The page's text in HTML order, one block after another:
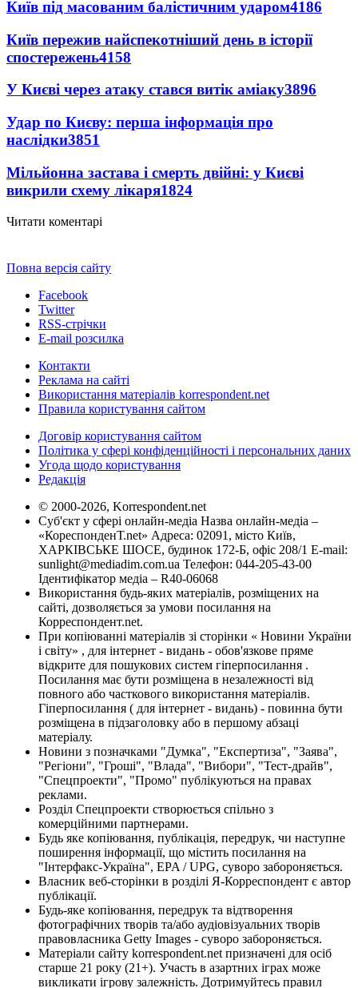
Київ під масованим балістичним ударом4186
Київ пережив найспекотніший день в історії
спостережень4158
У Києві через атаку стався витік аміаку3896
Удар по Києву: перша інформація про
наслідки3851
Мільйонна застава і смерть двійні: у Києві
викрили схему лікаря1824
Читати коментарі
Повна версія сайту
Facebook
Twitter
RSS-стрічки
E-mail розсилка
Контакти
Реклама на сайті
Використання матеріалів korrespondent.net
Правила користування сайтом
Договір користування сайтом
Політика у сфері конфіденційності і персональних даних
Угода щодо користування
Редакція
© 2000-2026, Korrespondent.net
Суб'єкт у сфері онлайн-медіа Назва онлайн-медіа –
«КореспонденТ.net» Адреса: 02091, місто Київ,
ХАРКІВСЬКЕ ШОСЕ, будинок 172-Б, офіс 208/1 E-mail:
sunlight@mediadim.com.ua Телефон: 044-205-43-00
Ідентифікатор медіа – R40-06068
Використання будь-яких матеріалів, розміщених на
сайті, дозволяється за умови посилання на
Корреспондент.net.
При копіюванні матеріалів зі сторінки « Новини України
і світу» , для інтернет - видань - обов'язкове пряме
відкрите для пошукових систем гіперпосилання .
Посилання має бути розміщена в незалежності від
повного або часткового використання матеріалів.
Гіперпосилання ( для інтернет - видань) - повинна бути
розміщена в підзаголовку або в першому абзаці
матеріалу.
Новини з позначками "Думка", "Експертиза", "Заява",
"Регіони", "Гроші", "Влада", "Вибори", "Тест-драйв",
"Спецпроекти", "Промо" публікуються на правах
реклами.
Розділ Спецпроекти створюється спільно з
комерційними партнерами.
Будь яке копіювання, публікація, передрук, чи наступне
поширення інформації, що містить посилання на
"Інтерфакс-Україна", EPA / UPG, суворо забороняється.
Власник веб-сторінки в розділі Я-Корреспондент є автор
публікації.
Будь-яке копіювання, передрук та відтворення
фотографічних творів та/або аудіовізуальних творів
правовласника Getty Images - суворо забороняється.
Матеріали сайту korrespondent.net призначені для осіб
старше 21 року (21+). Участь в азартних іграх може
викликати ігрову залежність. Дотримуйтесь правил